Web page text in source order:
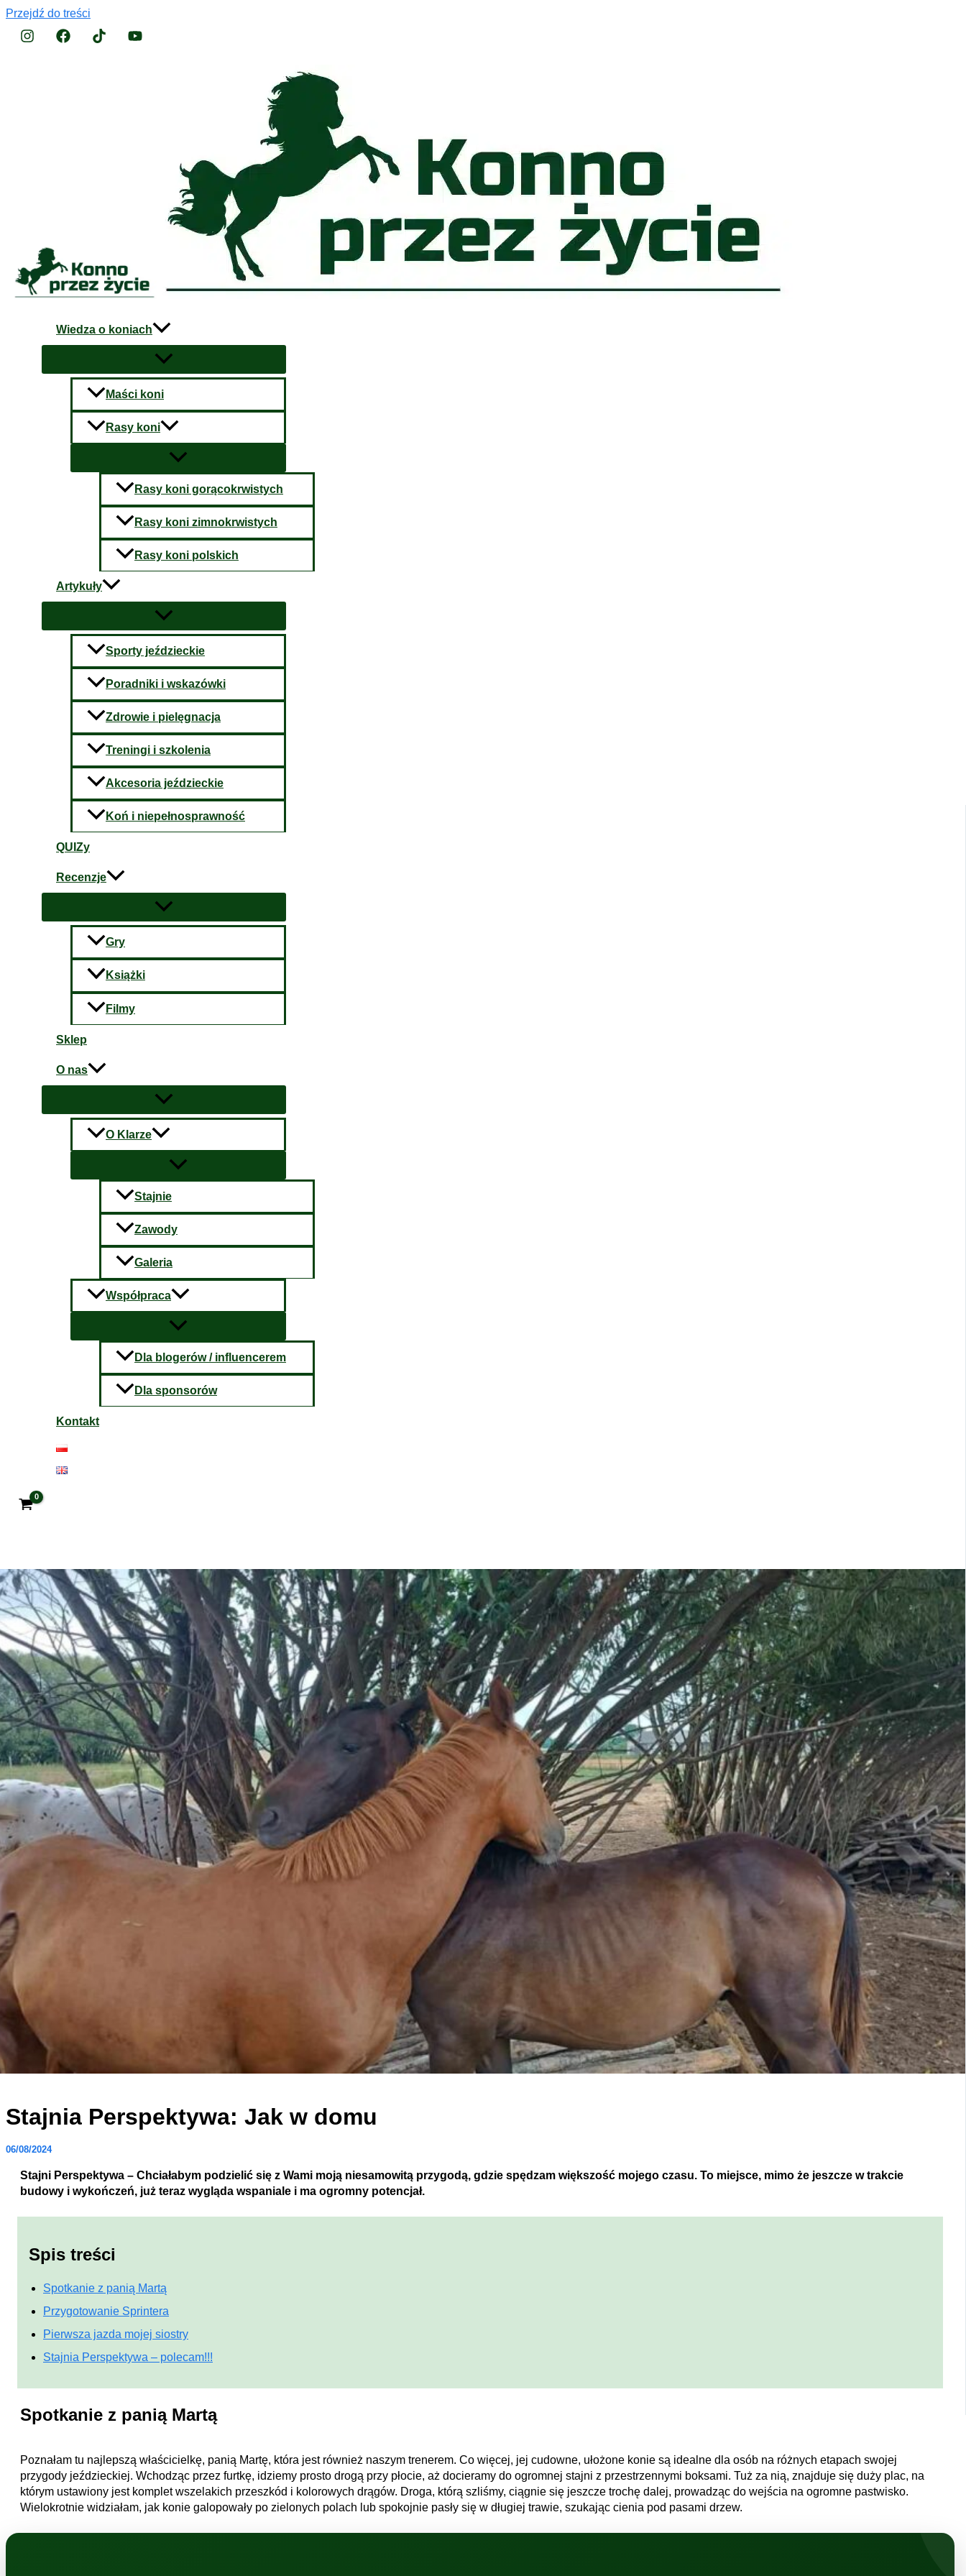
Przejdź do treści
Wiedza o koniach
Maści koni
Rasy koni
Rasy koni gorącokrwistych
Rasy koni zimnokrwistych
Rasy koni polskich
Artykuły
Sporty jeździeckie
Poradniki i wskazówki
Zdrowie i pielęgnacja
Treningi i szkolenia
Akcesoria jeździeckie
Koń i niepełnosprawność
QUIZy
Recenzje
Gry
Książki
Filmy
Sklep
O nas
O Klarze
Stajnie
Zawody
Galeria
Współpraca
Dla blogerów / influencerem
Dla sponsorów
Kontakt
Stajnia Perspektywa: Jak w domu
06/08/2024
Stajni Perspektywa – Chciałabym podzielić się z Wami moją niesamowitą przygodą, gdzie spędzam większość mojego czasu. To miejsce, mimo że jeszcze w trakcie
budowy i wykończeń, już teraz wygląda wspaniale i ma ogromny potencjał.
Spis treści
Spotkanie z panią Martą
Przygotowanie Sprintera
Pierwsza jazda mojej siostry
Stajnia Perspektywa – polecam!!!
Spotkanie z panią Martą
Poznałam tu najlepszą właścicielkę, panią Martę, która jest również naszym trenerem. Co więcej, jej cudowne, ułożone konie są idealne dla osób na różnych etapach swojej
przygody jeździeckiej. Wchodząc przez furtkę, idziemy prosto drogą przy płocie, aż docieramy do ogromnej stajni z przestrzennymi boksami. Tuż za nią, znajduje się duży plac, na
którym ustawiony jest komplet wszelakich przeszkód i kolorowych drągów. Droga, którą szliśmy, ciągnie się jeszcze trochę dalej, prowadząc do wejścia na ogromne pastwisko.
Wielokrotnie widziałam, jak konie galopowały po zielonych polach lub spokojnie pasły się w długiej trawie, szukając cienia pod pasami drzew.